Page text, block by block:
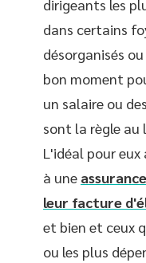
dirigeants les
dans certains
désorganisés
bon moment
un salaire ou
sont la règle au
L'idéal pour
à une
leur facture
et bien et ceux
ou les plus